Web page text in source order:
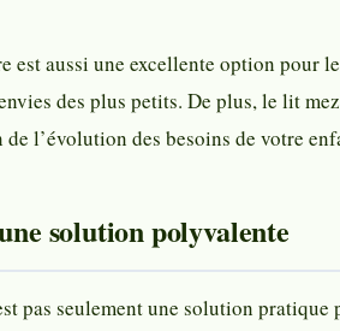
est aussi une excellente option pour
des plus petits. De plus, le lit
l’évolution des besoins de votre
solution polyvalente
pas seulement une solution